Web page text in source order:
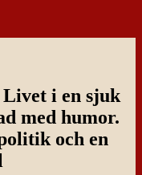
Livet i en sjuk
med humor.
och en